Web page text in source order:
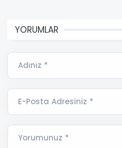
YORUMLAR
Adınız *
E-Posta Adresiniz *
Yorumunuz *